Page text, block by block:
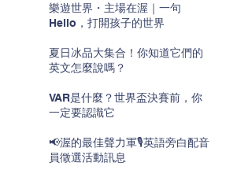
樂遊世界・主場在渥｜一句
Hello，打開孩子的世界
夏日冰品大集合！你知道它們的
英文怎麼說嗎？
VAR是什麼？世界盃決賽前，你
一定要認識它
📢渥的最佳聲力軍🎙️英語旁白配音
員徵選活動訊息